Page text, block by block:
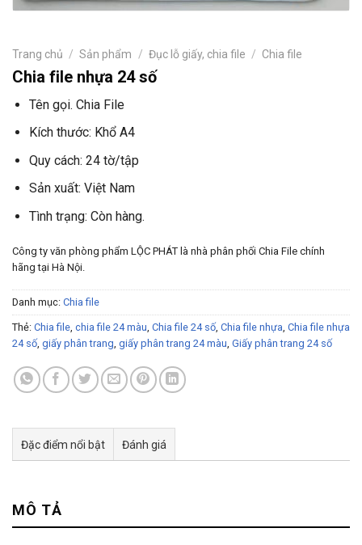
Trang chủ / Sản phẩm / Đục lỗ giấy, chia file / Chia file
Chia file nhựa 24 số
Tên gọi. Chia File
Kích thước: Khổ A4
Quy cách: 24 tờ/tập
Sản xuất: Việt Nam
Tình trạng: Còn hàng.
Công ty văn phòng phẩm LỘC PHÁT là nhà phân phối Chia File chính
hãng tại Hà Nội.
Danh mục: Chia file
Thẻ: Chia file chia file 24 màu Chia file 24 số, Chia file nhựa Chia file nhựa
24 số, giấy phân trang giấy phân trang 24 màu Giấy phân trang 24 số
Đặc điểm nổi bật Đánh giá
MÔ TẢ